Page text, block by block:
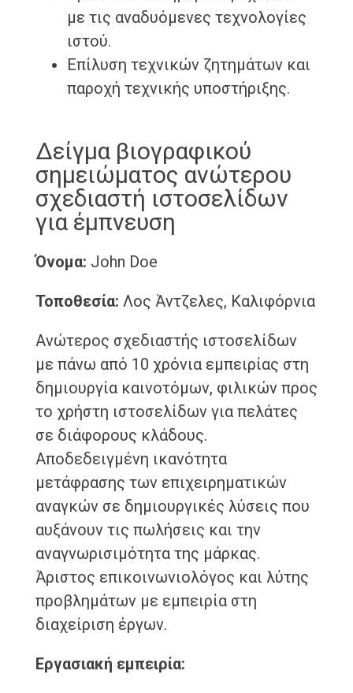
με τις αναδυόμενες τεχνολογίες
ιστού.
Επίλυση τεχνικών ζητημάτων και
παροχή τεχνικής υποστήριξης.
Δείγμα βιογραφικού
σημειώματος ανώτερου
σχεδιαστή ιστοσελίδων
για έμπνευση
Όνομα: John Doe
Τοποθεσία: Λος Άντζελες, Καλιφόρνια
Ανώτερος σχεδιαστής ιστοσελίδων
με πάνω από 10 χρόνια εμπειρίας στη
δημιουργία καινοτόμων, φιλικών προς
το χρήστη ιστοσελίδων για πελάτες
σε διάφορους κλάδους.
Αποδεδειγμένη ικανότητα
μετάφρασης των επιχειρηματικών
αναγκών σε δημιουργικές λύσεις που
αυξάνουν τις πωλήσεις και την
αναγνωρισιμότητα της μάρκας.
Άριστος επικοινωνιολόγος και λύτης
προβλημάτων με εμπειρία στη
διαχείριση έργων.
Εργασιακή εμπειρία: